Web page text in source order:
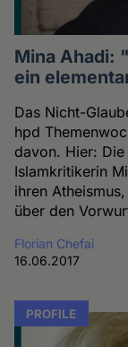
Mina Ahadi:
ein
Das Nicht-
hpd
davon. Hier:
Islamkritikerin
ihren
über den
Florian Chefai
16.06.2017
PROFILE